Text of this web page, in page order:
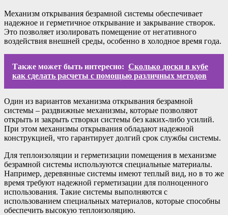
Механизм открывания безрамной системы обеспечивает
надежное и герметичное открывание и закрывание створок.
Это позволяет изолировать помещение от негативного
воздействия внешней среды, особенно в холодное время года.
Также может быть интересно: Сколько доски в кубе
как сделать расчеты с помощью различных методов
Один из вариантов механизма открывания безрамной
системы – раздвижные механизмы, которые позволяют
открыть и закрыть створки системы без каких-либо усилий.
При этом механизмы открывания обладают надежной
конструкцией, что гарантирует долгий срок службы системы.
Для теплоизоляции и герметизации помещения в механизме
безрамной системы используются специальные материалы.
Например, деревянные системы имеют теплый вид, но в то же
время требуют надежной герметизации для полноценного
использования. Такие системы выполняются с
использованием специальных материалов, которые способны
обеспечить высокую теплоизоляцию.